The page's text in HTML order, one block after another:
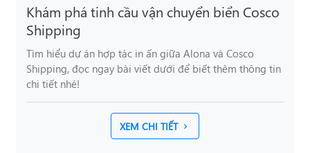
Khám phá tinh cầu vận chuyển biển Cosco
Shipping
Tìm hiểu dự án hợp tác in ấn giữa Alona và Cosco
Shipping, đọc ngay bài viết dưới để biết thêm thông tin
chi tiết nhé!
XEM CHI TIẾT